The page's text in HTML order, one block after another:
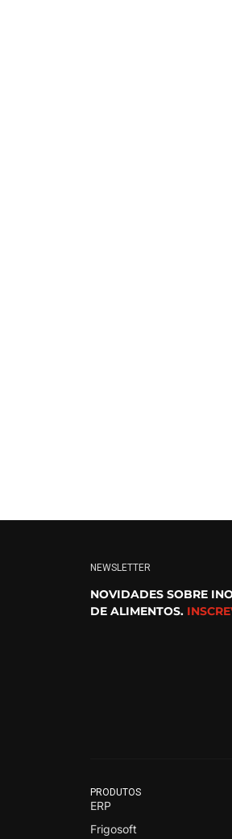
NEWSLETTER
NOVIDADES SOBRE
DE ALIMENTOS.
PRODUTOS
ERP
Frigosoft